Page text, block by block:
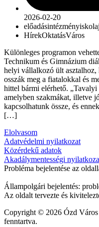
2026-02-20
előadásintézményiskola
HírekOktatásVáros
Különleges programon
Technikum és Gimnázium
helyi vállalkozó ült asztalhoz,
osszák meg a fiatalokkal és
hittel bármi elérhető.
amelyben szakmákat, illetve
kapcsolhatunk össze, és
[…]
Elolvasom
Adatvédelmi nyilatkozat
Közérdekű adatok
Akadálymentességi
Probléma bejelentése az
Állampolgári bejelentés:
Az oldalt tervezte és
Copyright © 2026 Ózd
fenntartva.